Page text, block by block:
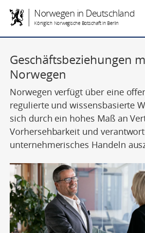
Norwegen in Deutschland
Königlich Norwegische Botschaft in Berlin
Geschäftsbeziehungen
Norwegen
Norwegen verfügt über eine
regulierte und wissensbasierte
sich durch ein hohes Maß an
Vorhersehbarkeit und
unternehmerisches Handeln